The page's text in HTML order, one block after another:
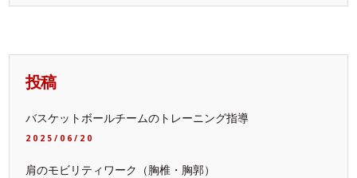
投稿
バスケットボールチームのトレーニング指導
2025/06/20
肩のモビリティワーク（胸椎・胸郭）